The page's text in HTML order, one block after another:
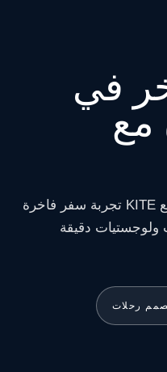
في
مع
السفر الفاخر في قرغيزستان مع KITE تجربة سفر فاخرة
ولوجستيات دقيقة
رحلات